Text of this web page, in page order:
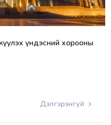
үндэсний хорооны
Дэлгэрэнгүй